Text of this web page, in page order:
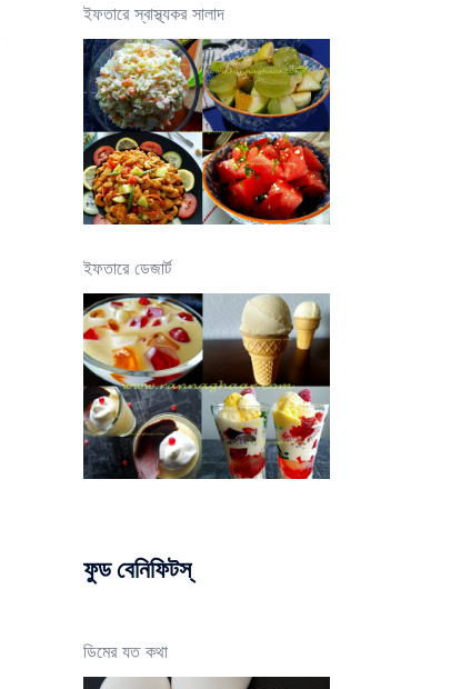
ইফতারে স্বাস্থ্যকর সালাদ
ইফতারে ডেজার্ট
ফুড বেনিফিটস্
ডিমের যত কথা